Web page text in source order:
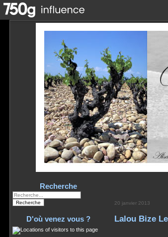
Recherche
D'où venez vous ?
20 janvier 2013
Lalou Bize